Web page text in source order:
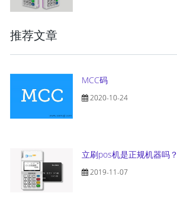
推荐文章
MCC码
2020-10-24
立刷pos机是正规机器吗？
2019-11-07